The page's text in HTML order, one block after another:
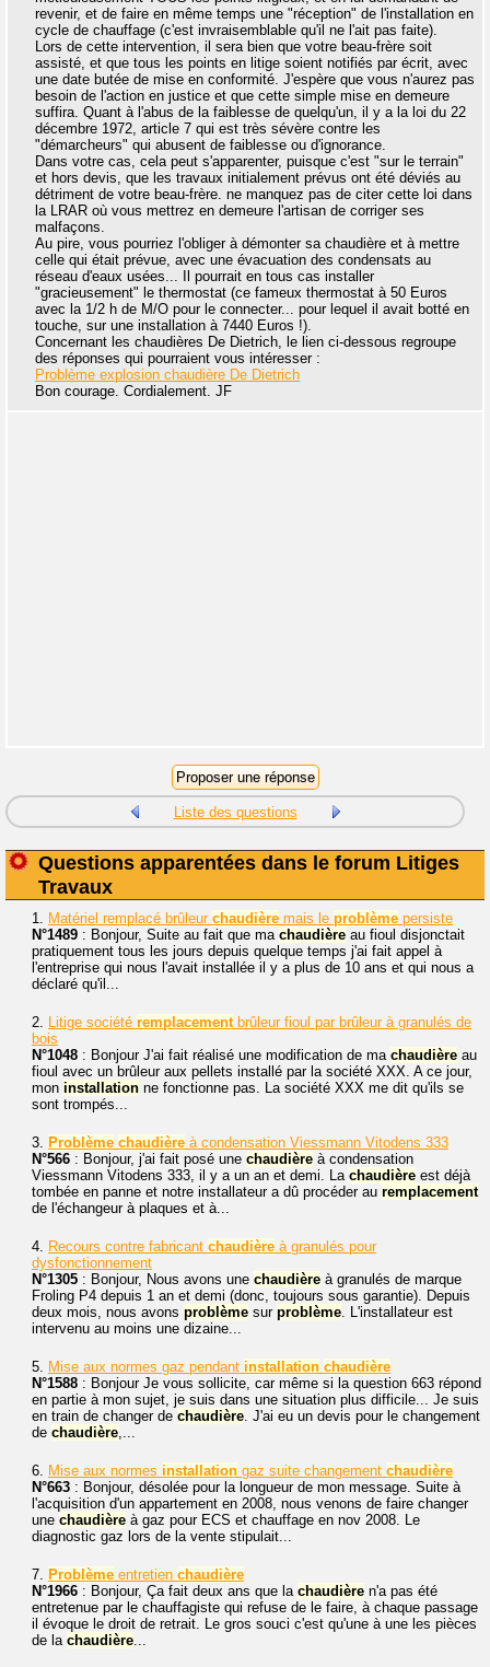
revenir, et de faire en même temps une "réception" de l'installation en
cycle de chauffage (c'est invraisemblable qu'il ne l'ait pas faite).
Lors de cette intervention, il sera bien que votre beau-frère soit
assisté, et que tous les points en litige soient notifiés par écrit, avec
une date butée de mise en conformité. J'espère que vous n'aurez pas
besoin de l'action en justice et que cette simple mise en demeure
suffira. Quant à l'abus de la faiblesse de quelqu'un, il y a la loi du 22
décembre 1972, article 7 qui est très sévère contre les
"démarcheurs" qui abusent de faiblesse ou d'ignorance.
Dans votre cas, cela peut s'apparenter, puisque c'est "sur le terrain"
et hors devis, que les travaux initialement prévus ont été déviés au
détriment de votre beau-frère. ne manquez pas de citer cette loi dans
la LRAR où vous mettrez en demeure l'artisan de corriger ses
malfaçons.
Au pire, vous pourriez l'obliger à démonter sa chaudière et à mettre
celle qui était prévue, avec une évacuation des condensats au
réseau d'eaux usées... Il pourrait en tous cas installer
"gracieusement" le thermostat (ce fameux thermostat à 50 Euros
avec la 1/2 h de M/O pour le connecter... pour lequel il avait botté en
touche, sur une installation à 7440 Euros !).
Concernant les chaudières De Dietrich, le lien ci-dessous regroupe
des réponses qui pourraient vous intéresser :
Problème explosion chaudière De Dietrich
Bon courage. Cordialement. JF
Liste des questions
Questions apparentées dans le forum Litiges
Travaux
1. Matériel remplacé brûleur chaudière mais le problème persiste
N°1489 : Bonjour, Suite au fait que ma chaudière au fioul disjonctait
pratiquement tous les jours depuis quelque temps j'ai fait appel à
l'entreprise qui nous l'avait installée il y a plus de 10 ans et qui nous a
déclaré qu'il...
2. Litige société remplacementbrûleur fioul par brûleur à granulés de
bois
N°1048 : Bonjour J'ai fait réalisé une modification de ma chaudière au
fioul avec un brûleur aux pellets installé par la société XXX. A ce jour,
mon installation ne fonctionne pas. La société XXX me dit qu'ils se
sont trompés...
3. Problème chaudière à condensation Viessmann Vitodens 333
N°566 : Bonjour, j'ai fait posé une chaudière à condensation
Viessmann Vitodens 333, il y a un an et demi. La chaudière est déjà
tombée en panne et notre installateur a dû procéder au remplacement
de l'échangeur à plaques et à...
4. Recours contre fabricant chaudière à granulés pour
dysfonctionnement
N°1305 : Bonjour, Nous avons une chaudière à granulés de marque
Froling P4 depuis 1 an et demi (donc, toujours sous garantie). Depuis
deux mois, nous avons problème sur problème. L'installateur est
intervenu au moins une dizaine...
5. Mise aux normes gaz pendant installation chaudière
N°1588 : Bonjour Je vous sollicite, car même si la question 663 répond
en partie à mon sujet, je suis dans une situation plus difficile... Je suis
en train de changer de chaudière. J'ai eu un devis pour le changement
de chaudière,...
6. Mise aux normes installation gaz suite changement chaudière
N°663 : Bonjour, désolée pour la longueur de mon message. Suite à
l'acquisition d'un appartement en 2008, nous venons de faire changer
une chaudière à gaz pour ECS et chauffage en nov 2008. Le
diagnostic gaz lors de la vente stipulait...
7. Problème entretien chaudière
N°1966 : Bonjour, Ça fait deux ans que la chaudière n'a pas été
entretenue par le chauffagiste qui refuse de le faire, à chaque passage
il évoque le droit de retrait. Le gros souci c'est qu'une à une les pièces
de la chaudière...